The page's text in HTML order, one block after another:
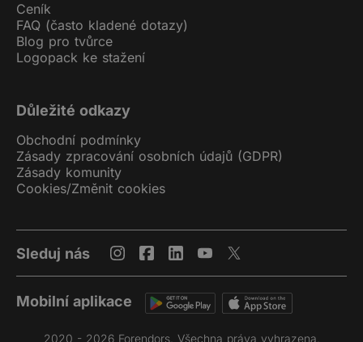
Ceník
FAQ (často kladené dotazy)
Blog pro tvůrce
Logopack ke stažení
Důležité odkazy
Obchodní podmínky
Zásady zpracování osobních údajů (GDPR)
Zásady komunity
Cookies/Změnit cookies
Sleduj nás
Mobilní aplikace
2020 - 2026 Forendors. Všechna práva vyhrazena.